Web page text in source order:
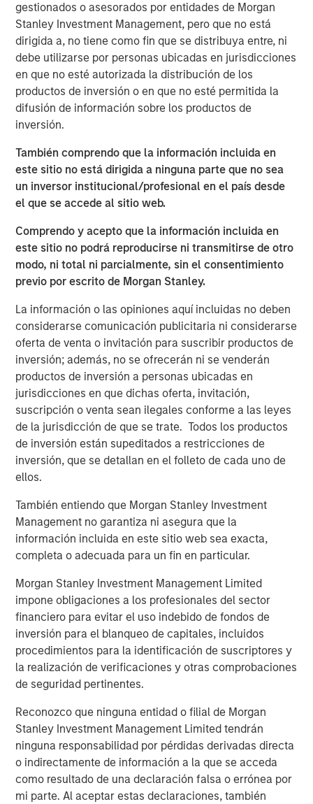
gestionados o asesorados por entidades de Morgan
Stanley Investment Management, pero que no está
dirigida a, no tiene como fin que se distribuya entre, ni
debe utilizarse por personas ubicadas en jurisdicciones
en que no esté autorizada la distribución de los
productos de inversión o en que no esté permitida la
difusión de información sobre los productos de
inversión.
También comprendo que la información incluida en
este sitio no está dirigida a ninguna parte que no sea
un inversor institucional/profesional en el país desde
el que se accede al sitio web.
Comprendo y acepto que la información incluida en
este sitio no podrá reproducirse ni transmitirse de otro
modo, ni total ni parcialmente, sin el consentimiento
previo por escrito de Morgan Stanley.
La información o las opiniones aquí incluidas no deben
considerarse comunicación publicitaria ni considerarse
oferta de venta o invitación para suscribir productos de
inversión; además, no se ofrecerán ni se venderán
productos de inversión a personas ubicadas en
jurisdicciones en que dichas oferta, invitación,
suscripción o venta sean ilegales conforme a las leyes
de la jurisdicción de que se trate. Todos los productos
de inversión están supeditados a restricciones de
inversión, que se detallan en el folleto de cada uno de
ellos.
También entiendo que Morgan Stanley Investment
Management no garantiza ni asegura que la
información incluida en este sitio web sea exacta,
completa o adecuada para un fin en particular.
Morgan Stanley Investment Management Limited
impone obligaciones a los profesionales del sector
financiero para evitar el uso indebido de fondos de
inversión para el blanqueo de capitales, incluidos
procedimientos para la identificación de suscriptores y
la realización de verificaciones y otras comprobaciones
de seguridad pertinentes.
Reconozco que ninguna entidad o filial de Morgan
Stanley Investment Management Limited tendrán
ninguna responsabilidad por pérdidas derivadas directa
o indirectamente de información a la que se acceda
como resultado de una declaración falsa o errónea por
mi parte. Al aceptar estas declaraciones, también
View Transcript
See below for important disclosures.
Portfolio Solutions Group
The Portfolio Solutions Group is a comprehensive multi-
asset business, with activity across all asset strategies
and types (traditional and alternative), through solutions
(public and private assets) and fully private portfolios.
Offerings are delivered via a managed portfolio or model,
in discretionary or advisory format.
ARTÍCULOS RELACIONADOS
CARON’S CORNER
There’s a New Sheriff in Town: Culture
Change at the Fed
CARON’S CORNER
The Blurred Lines Between Growth and Value
Create an Investment Opportunity
THE BEAT™
The BEAT: Navigating the Iran Conflict, From
Oil Shocks to Market Impact
The Author
Jim Caron
Managing Director
Featured Insights